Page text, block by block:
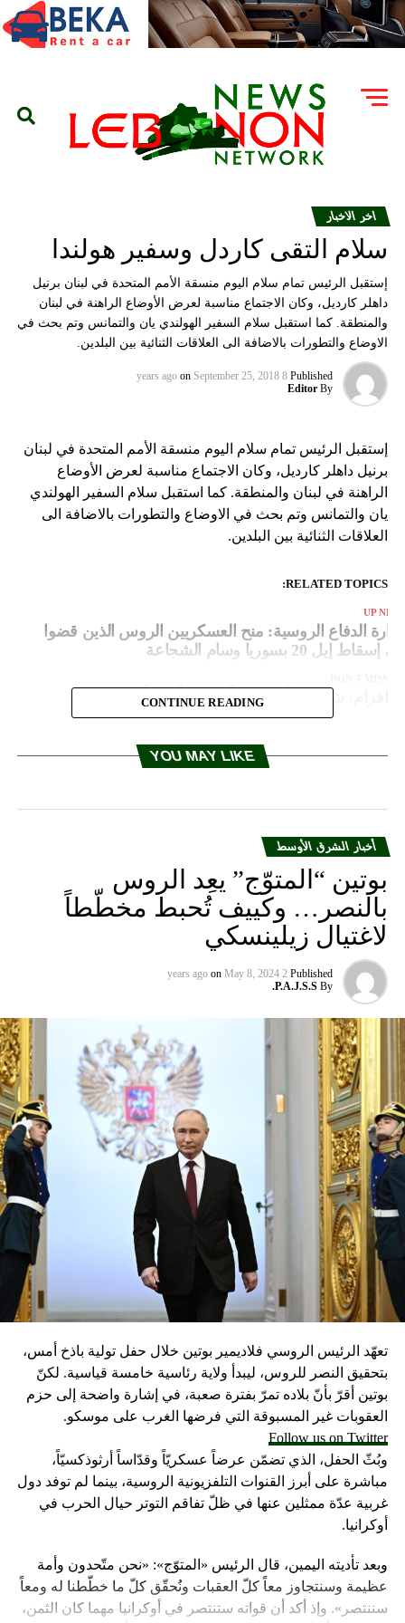
اخر الاخبار
سلام التقى كاردل وسفير هولندا
إستقبل الرئيس تمام سلام اليوم منسقة الأمم المتحدة في لبنان برنيل
داهلر كارديل، وكان الاجتماع مناسبة لعرض الأوضاع الراهنة في لبنان
والمنطقة. كما استقبل سلام السفير الهولندي يان والتمانس وتم بحث في
الاوضاع والتطورات بالاضافة الى العلاقات الثنائية بين البلدين.
Published
8 years ago
on September 25, 2018
By
Editor
إستقبل الرئيس تمام سلام اليوم منسقة الأمم المتحدة في لبنان
برنيل داهلر كارديل، وكان الاجتماع مناسبة لعرض الأوضاع
الراهنة في لبنان والمنطقة. كما استقبل سلام السفير الهولندي
يان والتمانس وتم بحث في الاوضاع والتطورات بالاضافة الى
العلاقات الثنائية بين البلدين.
RELATED TOPICS:
UP
الدفاع الروسية: منح العسكريين الروس الذين قضوا
إسقاط إيل 20 بسوريا وسام الشجاعة
افرام: شهدنا بالأمس يوماً تشريعياً مهماً
CONTINUE READING
YOU MAY LIKE
أخبار الشرق الأوسط
بوتين “المتوّج” يعِد الروس
بالنصر… وكييف تُحبط مخطّطاً
لاغتيال زيلينسكي
Published
2 years ago
on May 8, 2024
By
P.A.J.S.S.
تعهّد الرئيس الروسي فلاديمير بوتين خلال حفل تولية باذخ أمس،
بتحقيق النصر للروس، ليبدأ ولاية رئاسية خامسة قياسية. لكنّ
بوتين أقرّ بأنّ بلاده تمرّ بفترة صعبة، في إشارة واضحة إلى حزم
العقوبات غير المسبوقة التي فرضها الغرب على موسكو.
Follow us on Twitter
وبُثّ الحفل، الذي تضمّن عرضاً عسكريّاً وقدّاساً أرثوذكسيّاً،
مباشرة على أبرز القنوات التلفزيونية الروسية، بينما لم توفد دول
غربية عدّة ممثلين عنها في ظلّ تفاقم التوتر حيال الحرب في
أوكرانيا.
وبعد تأديته اليمين، قال الرئيس «المتوّج»: «نحن متّحدون وأمة
عظيمة وسنتجاوز معاً كلّ العقبات ونُحقّق كلّ ما خطّطنا له ومعاً
سننتصر». وإذ أكد أن قواته ستنتصر في أوكرانيا مهما كان الثمن،